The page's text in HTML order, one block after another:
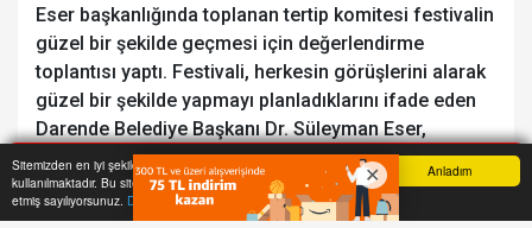
Anladım
Sitemizden en iyi şekilde faydalanabilmeniz için çerezler
kullanılmaktadır. Bu siteye giriş yaparak çerez kullanımını kabul
etmiş sayılıyorsunuz. Daha Fazla Bilgi Al
Eser başkanlığında toplanan tertip komitesi festivalin
güzel bir şekilde geçmesi için değerlendirme
toplantısı yaptı. Festivali, herkesin görüşlerini alarak
güzel bir şekilde yapmayı planladıklarını ifade eden
Darende Belediye Başkanı Dr. Süleyman Eser,
“Toplantımız bu kapsamda çok önemli. İnşallah 26
Ağustos Cumartesi günü Darende ve Darendelilere
yakışır bir festival yapacağız” ifadelerini kullandı.
Anasayfa Yazarlar Haber Ara İhbar Hattı Menu